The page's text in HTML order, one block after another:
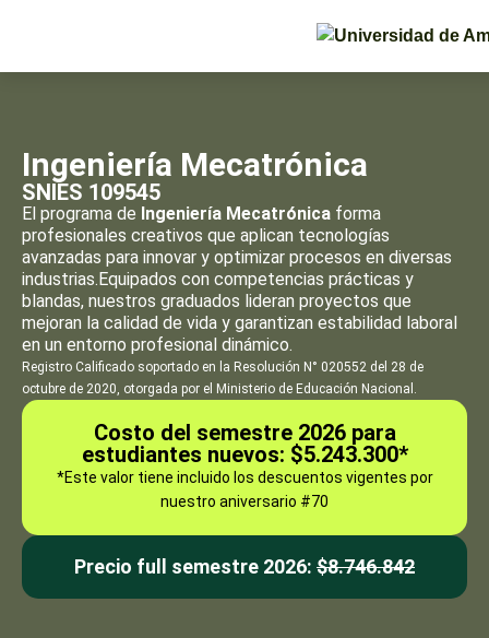
Ingeniería Mecatrónica
SNIES 109545
El programa de Ingeniería Mecatrónica forma
profesionales creativos que aplican tecnologías
avanzadas para innovar y optimizar procesos en diversas
industrias.Equipados con competencias prácticas y
blandas, nuestros graduados lideran proyectos que
mejoran la calidad de vida y garantizan estabilidad laboral
en un entorno profesional dinámico.
Registro Calificado soportado en la Resolución N° 020552 del 28 de
octubre de 2020, otorgada por el Ministerio de Educación Nacional.
Costo del semestre 2026 para
estudiantes nuevos: $5.243.300*
*Este valor tiene incluido los descuentos vigentes por
nuestro aniversario #70
Precio full semestre 2026: $8.746.842